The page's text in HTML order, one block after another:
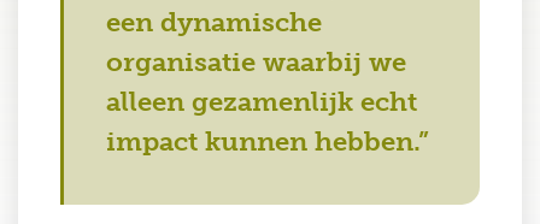
een dynamische
organisatie waarbij we
alleen gezamenlijk echt
impact kunnen hebben.”